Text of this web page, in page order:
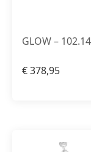
GLOW –
€378,95